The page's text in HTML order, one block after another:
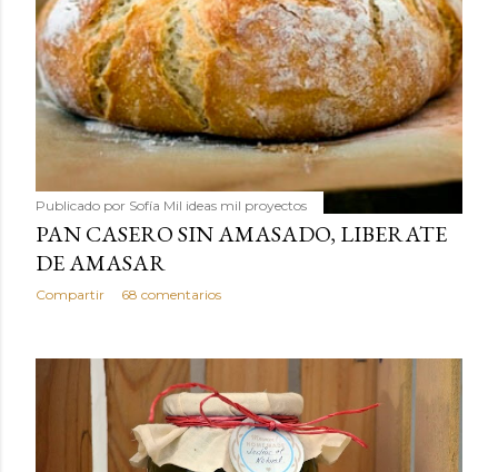
Publicado por Sofía Mil ideas mil proyectos
PAN CASERO SIN AMASADO, LIBERATE
DE AMASAR
Compartir 68 comentarios